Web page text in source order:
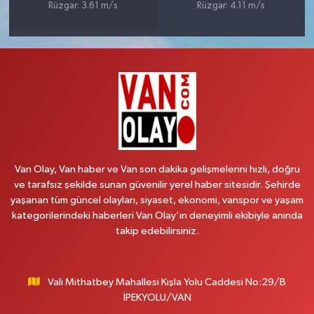
Rüzgar: 3.61 m/s
Rüzgar: 4.11 m/s
Van Olay, Van haber ve Van son dakika gelişmelerini hızlı, doğru
ve tarafsız şekilde sunan güvenilir yerel haber sitesidir. Şehirde
yaşanan tüm güncel olayları, siyaset, ekonomi, vanspor ve yaşam
kategorilerindeki haberleri Van Olay’ın deneyimli ekibiyle anında
takip edebilirsiniz.
Vali Mithatbey Mahallesi Kışla Yolu Caddesi No:29/B
İPEKYOLU/VAN